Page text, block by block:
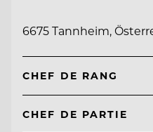
6675 Tannheim,
CHEF DE RANG
CHEF DE PARTIE